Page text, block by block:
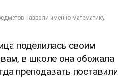
поделилась своим
в школе она обожала
преподавать поставили